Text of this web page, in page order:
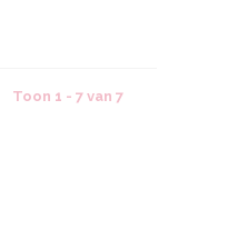
Toon 1 - 7 van 7